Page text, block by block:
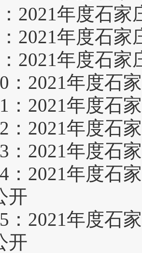
2021年度石家
2021年度石家
2021年度石家
2021年度石
2021年度石
2021年度石
2021年度石
2021年度石
开
2021年度石
开